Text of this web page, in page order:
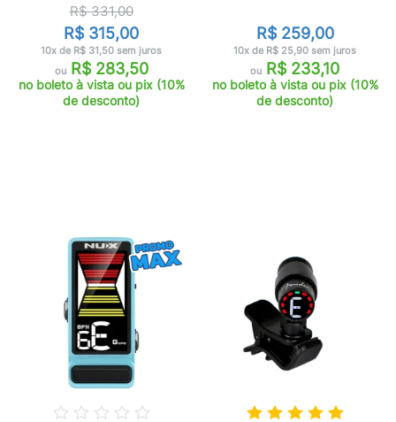
R$ 331,00
R$ 315,00
10x de R$ 31,50 sem juros
ouR$ 283,50
no boleto à vista ou pix (10%
de desconto)
R$ 259,00
10x de R$ 25,90 sem juros
ou R$ 233,10
no boleto à vista ou pix (10%
de desconto)